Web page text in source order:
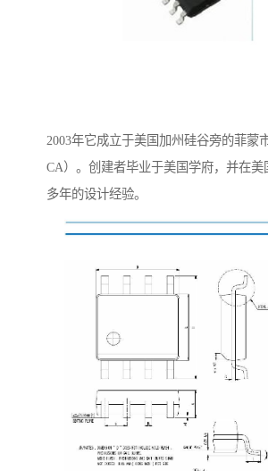
2003年它成立于美国加州硅谷旁的菲蒙市
CA）。创建者毕业于美国学府，并在美
多年的设计经验。